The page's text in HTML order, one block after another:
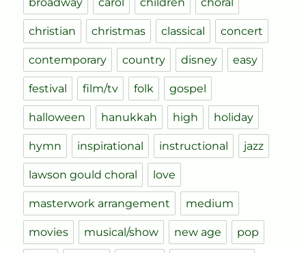
christian christmas classical concert
contemporary country disney easy
festival film/tv folk gospel
halloween hanukkah high holiday
hymn inspirational instructional jazz
lawson gould choral love
masterwork arrangement medium
movies musical/show new age pop